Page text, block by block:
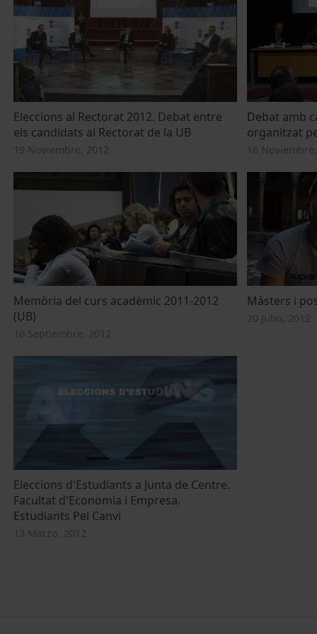
Eleccions al Rectorat 2012. Debat entre
els candidats al Rectorat de la UB
19 Noviembre, 2012
Debat amb
organitzat
16
Memòria del curs acadèmic 2011-2012
(UB)
10 Septiembre, 2012
Màsters i
20 Julio, 2012
Eleccions d'Estudiants a Junta de Centre.
Facultat d'Economia i Empresa.
Estudiants Pel Canvi
13 Marzo, 2012